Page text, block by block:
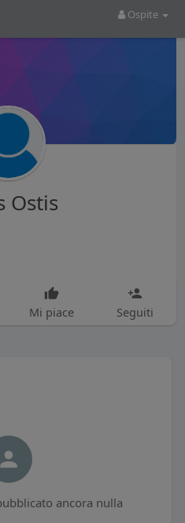
Ospite
Ostis
Mi piace Seguiti
ancora nulla